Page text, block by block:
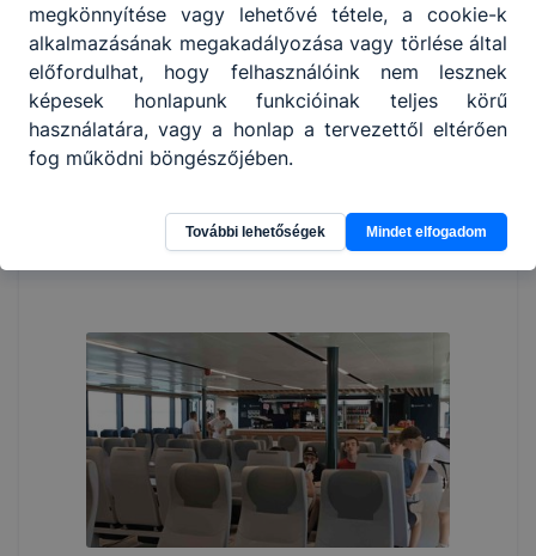
megkönnyítése vagy lehetővé tétele, a cookie-k
alkalmazásának megakadályozása vagy törlése által
előfordulhat, hogy felhasználóink nem lesznek
képesek honlapunk funkcióinak teljes körű
használatára, vagy a honlap a tervezettől eltérően
fog működni böngészőjében.
További lehetőségek Mindet elfogadom